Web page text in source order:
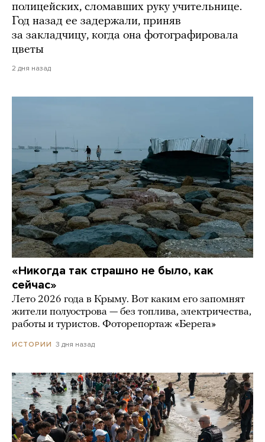
полицейских, сломавших руку учительнице.
Год назад ее задержали, приняв
за закладчицу, когда она фотографировала
цветы
2 дня назад
«Никогда так страшно не было, как
сейчас»
Лето 2026 года в Крыму. Вот каким его запомнят
жители полуострова — без топлива, электричества,
работы и туристов. Фоторепортаж «Берега»
ИСТОРИИ 3 дня назад